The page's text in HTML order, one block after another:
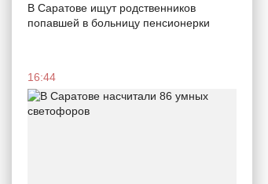
В Саратове ищут родственников
попавшей в больницу пенсионерки
16:44